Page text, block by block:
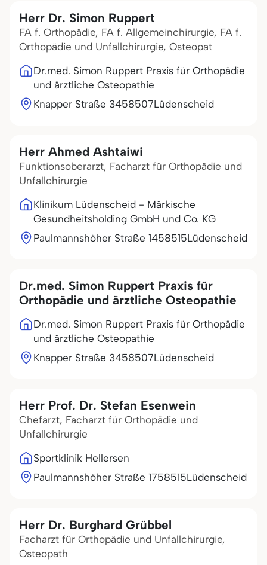
Herr Dr. Simon Ruppert
FA f. Orthopädie, FA f. Allgemeinchirurgie, FA f.
Orthopädie und Unfallchirurgie, Osteopat
Dr.med. Simon Ruppert Praxis für Orthopädie
und ärztliche Osteopathie
Knapper Straße 3458507Lüdenscheid
Herr Ahmed Ashtaiwi
Funktionsoberarzt, Facharzt für Orthopädie und
Unfallchirurgie
Klinikum Lüdenscheid - Märkische
Gesundheitsholding GmbH und Co. KG
Paulmannshöher Straße 1458515Lüdenscheid
Dr.med. Simon Ruppert Praxis für
Orthopädie und ärztliche Osteopathie
Dr.med. Simon Ruppert Praxis für Orthopädie
und ärztliche Osteopathie
Knapper Straße 3458507Lüdenscheid
Herr Prof. Dr. Stefan Esenwein
Chefarzt, Facharzt für Orthopädie und
Unfallchirurgie
Sportklinik Hellersen
Paulmannshöher Straße 1758515Lüdenscheid
Herr Dr. Burghard Grübbel
Facharzt für Orthopädie und Unfallchirurgie,
Osteopath